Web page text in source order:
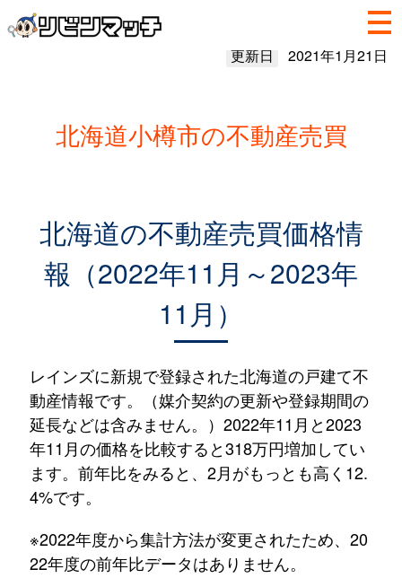
更新日 2021年1月21日
北海道小樽市の不動産売買
北海道の不動産売買価格情
報（2022年11月～2023年
11月）
レインズに新規で登録された北海道の戸建て不
動産情報です。（媒介契約の更新や登録期間の
延長などは含みません。）2022年11月と2023
年11月の価格を比較すると318万円増加してい
ます。前年比をみると、2月がもっとも高く12.
4%です。
※2022年度から集計方法が変更されたため、20
22年度の前年比データはありません。